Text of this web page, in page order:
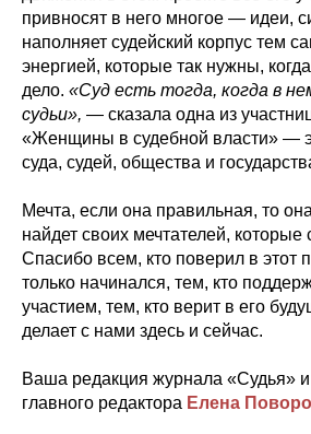
привносят в него многое — идеи,
наполняет судейский корпус тем
энергией, которые так нужны,
дело. «Суд есть тогда, когда в
судьи», — сказала одна из
«Женщины в судебной власти» —
суда, судей, общества и
Мечта, если она правильная, то
найдет своих мечтателей,
Спасибо всем, кто поверил в этот
только начинался, тем, кто
участием, тем, кто верит в его
делает с нами здесь и сейчас.
Ваша редакция журнала «Судья» и
главного редактора Елена